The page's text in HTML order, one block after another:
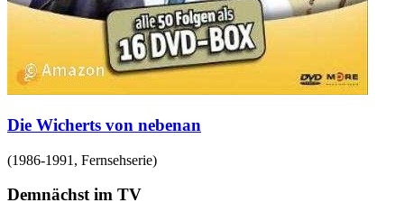
Die Wicherts von nebenan
(1986-1991 , Fernsehserie)
Demnächst im TV